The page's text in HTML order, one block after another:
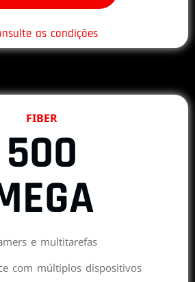
as condições
FIBER
500
e multitarefas
com múltiplos dispositivos